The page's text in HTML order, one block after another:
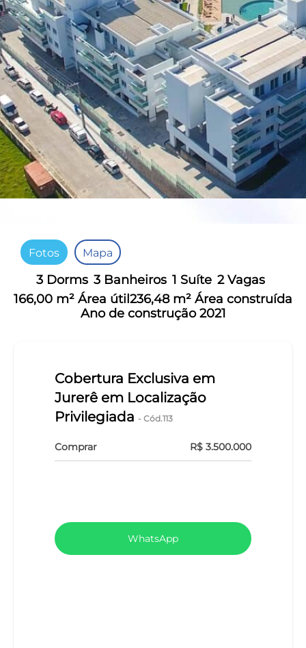
Fotos Mapa
3 Dorms 3 Banheiros 1 Suíte 2 Vagas
166,00 m² Área útil 236,48 m² Área construída
Ano de construção 2021
Cobertura Exclusiva em
Jurerê em Localização
Privilegiada - Cód.113
Comprar R$ 3.500.000
WhatsApp